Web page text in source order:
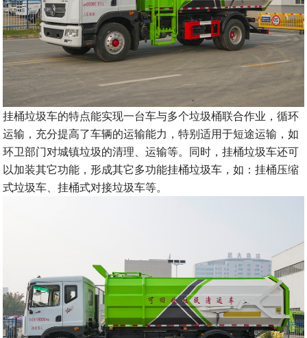
挂桶垃圾车的特点能实现一台车与多个垃圾桶联合作业，循环
运输，充分提高了车辆的运输能力，特别适用于短途运输，如
环卫部门对城镇垃圾的清理、运输等。同时，挂桶垃圾车还可
以加装其它功能，形成其它多功能挂桶垃圾车，如：挂桶压缩
式垃圾车、挂桶式对接垃圾车等。